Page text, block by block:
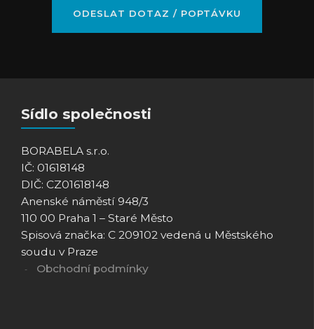
Sídlo společnosti
BORABELA s.r.o.
IČ: 01618148
DIČ: CZ01618148
Anenské náměstí 948/3
110 00 Praha 1 – Staré Město
Spisová značka: C 209102 vedená u Městského
soudu v Praze
Obchodní podmínky